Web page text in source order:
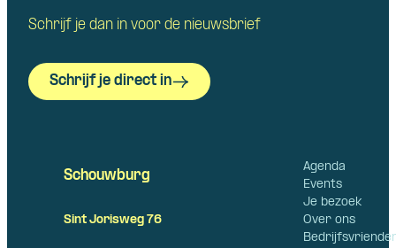
Schrijf je dan in voor de nieuwsbrief
Schrijf je direct in
Agenda
Events
Je bezoek
Over ons
Schouwburg
Sint Jorisweg 76